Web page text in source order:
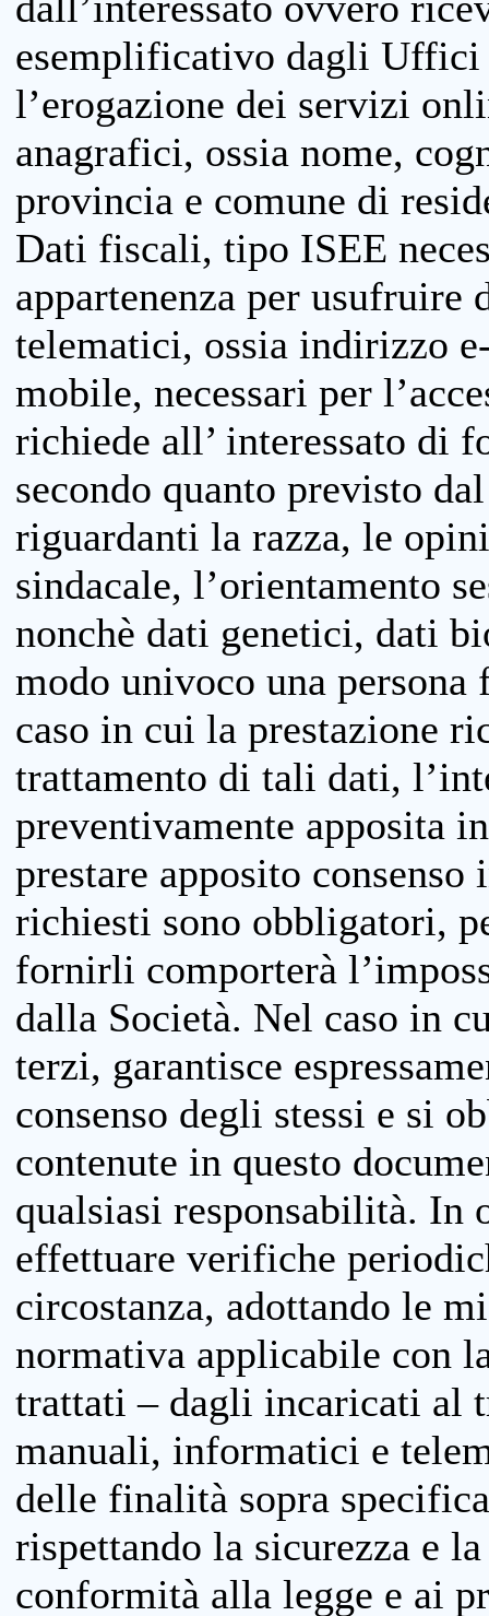
esemplificativo dagli
l’erogazione dei servizi
anagrafici, ossia nome,
provincia e comune di
Dati fiscali, tipo ISEE
appartenenza per
telematici, ossia indirizzo
mobile, necessari per
richiede all’ interessato di
secondo quanto previsto
riguardanti la razza, le
sindacale, l’orientamento
nonchè dati genetici, dati
modo univoco una
caso in cui la prestazione
trattamento di tali dati,
preventivamente apposita
prestare apposito
richiesti sono obbligatori,
fornirli comporterà
dalla Società. Nel caso in
terzi, garantisce
consenso degli stessi e si
contenute in questo
qualsiasi responsabilità. In
effettuare verifiche
circostanza, adottando le
normativa applicabile con
trattati – dagli incaricati al
manuali, informatici e
delle finalità sopra
rispettando la sicurezza e
conformità alla legge e ai